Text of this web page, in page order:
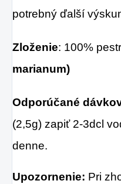
potrebný ďalší
Zloženie: 100%
marianum)
Odporúčané
(2,5g) zapiť 2-3dcl
denne.
Upozornenie: Pri